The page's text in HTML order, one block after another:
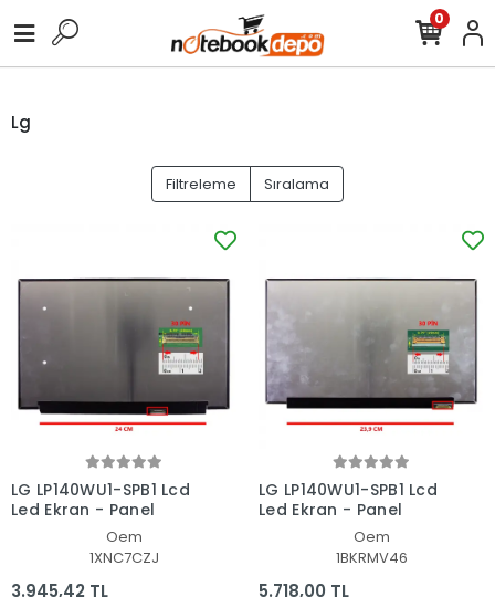
0
Lg
Filtreleme Sıralama
LG LP140WU1-SPB1 Lcd
Led Ekran - Panel
Oem
1XNC7CZJ
3.945,42 TL
LG LP140WU1-SPB1 Lcd
Led Ekran - Panel
Oem
1BKRMV46
5.718,00 TL